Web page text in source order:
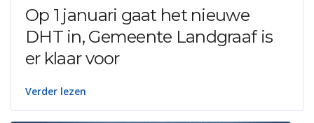
Op 1 januari gaat het nieuwe
DHT in, Gemeente Landgraaf is
er klaar voor
Verder lezen